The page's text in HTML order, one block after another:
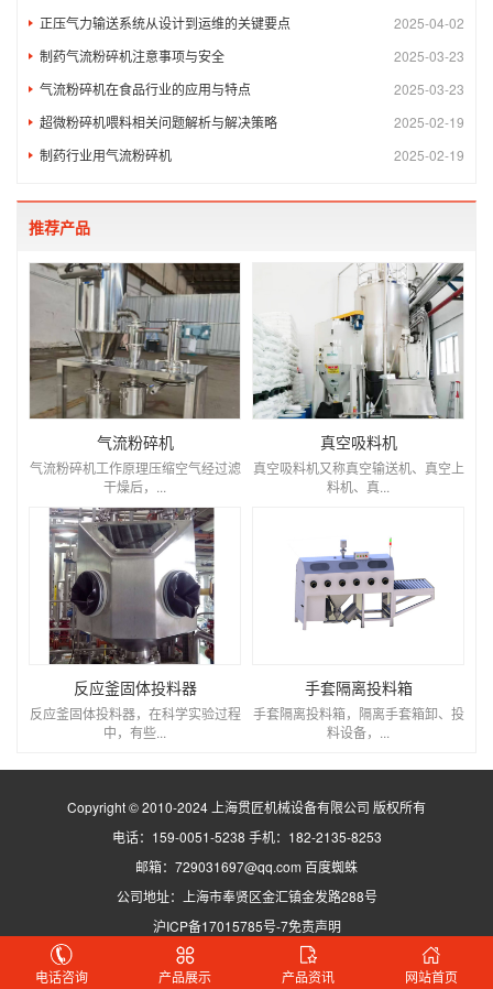
2025-04-02
正压气力输送系统从设计到运维的关键要点
2025-03-23
制药气流粉碎机注意事项与安全​
2025-03-23
气流粉碎机在食品行业的应用与特点
2025-02-19
超微粉碎机喂料相关问题解析与解决策略
2025-02-19
制药行业用气流粉碎机
推荐产品
气流粉碎机
气流粉碎机工作原理压缩空气经过滤
干燥后，...
真空吸料机
真空吸料机又称真空输送机、真空上
料机、真...
反应釜固体投料器
反应釜固体投料器，在科学实验过程
中，有些...
手套隔离投料箱
手套隔离投料箱，隔离手套箱卸、投
料设备，...
Copyright © 2010-2024 上海贯匠机械设备有限公司 版权所有
电话：159-0051-5238 手机：182-2135-8253
邮箱：729031697@qq.com 百度蜘蛛
公司地址：上海市奉贤区金汇镇金发路288号
沪ICP备17015785号-7免责声明
真空输送机、无尘投料站、吨袋拆包机、反应釜固体投料器、不锈钢料仓生产厂家
电话咨询 产品展示 产品资讯 网站首页